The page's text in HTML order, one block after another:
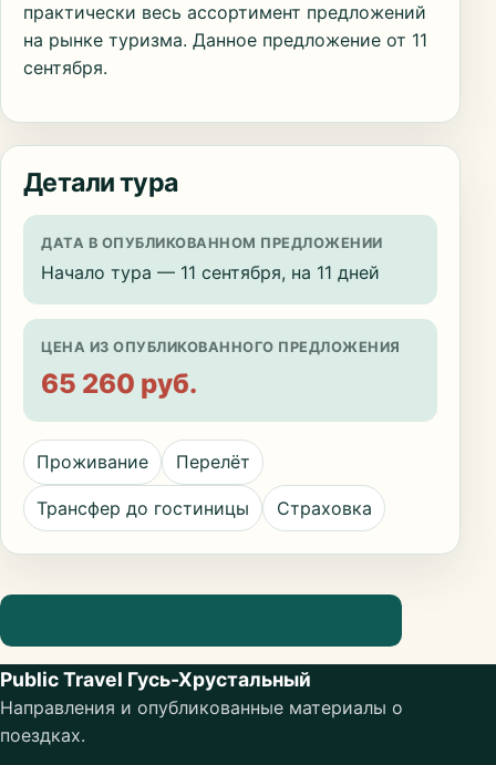
практически весь ассортимент предложений
на рынке туризма. Данное предложение от 11
сентября.
Детали тура
ДАТА В ОПУБЛИКОВАННОМ ПРЕДЛОЖЕНИИ
Начало тура — 11 сентября, на 11 дней
ЦЕНА ИЗ ОПУБЛИКОВАННОГО ПРЕДЛОЖЕНИЯ
65 260 руб.
Проживание Перелёт
Трансфер до гостиницы Страховка
Public Travel Гусь-Хрустальный
Направления и опубликованные материалы о
поездках.